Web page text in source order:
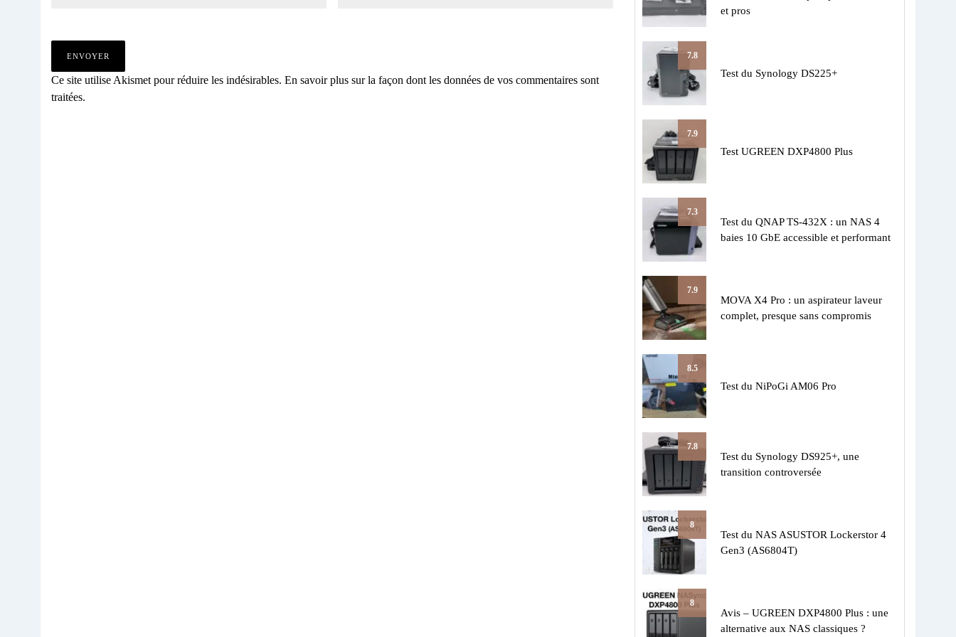
Ce site utilise Akismet pour réduire les indésirables. En savoir plus sur la façon dont les données de vos commentaires sont
traitées.
et pros
7.8
Test du Synology DS225+
7.9
Test UGREEN DXP4800 Plus
7.3
Test du QNAP TS-432X : un NAS 4
baies 10 GbE accessible et performant
7.9
MOVA X4 Pro : un aspirateur laveur
complet, presque sans compromis
8.5
Test du NiPoGi AM06 Pro
7.8
Test du Synology DS925+, une
transition controversée
8
Test du NAS ASUSTOR Lockerstor 4
Gen3 (AS6804T)
8
Avis – UGREEN DXP4800 Plus : une
alternative aux NAS classiques ?